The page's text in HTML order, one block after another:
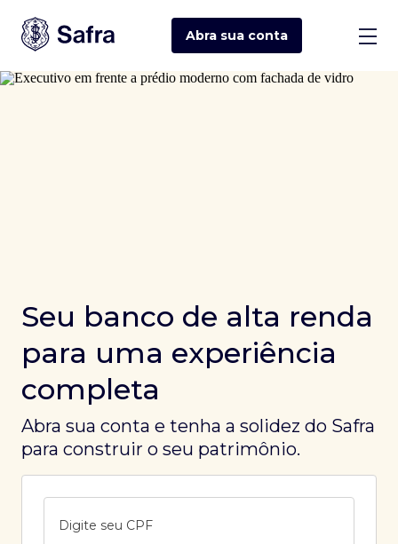
Abra sua conta
Seu banco de alta renda
para uma experiência
completa
Abra sua conta e tenha a solidez do Safra
para construir o seu patrimônio.
Digite seu CPF